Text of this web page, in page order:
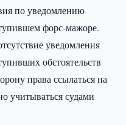
по уведомлению
форс-мажоре.
уведомления
обстоятельств
права ссылаться на
учитываться судами